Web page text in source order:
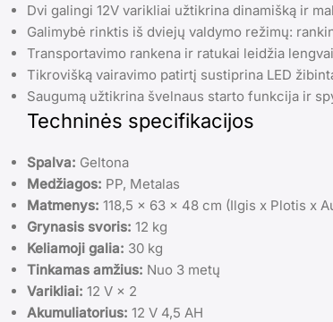
Dvi galingi 12V varikliai užtikrina dinamišką ir
Galimybė rinktis iš dviejų valdymo režimų:
Transportavimo rankena ir ratukai leidžia
Tikrovišką vairavimo patirtį sustiprina LED
Saugumą užtikrina švelnaus starto funkcija ir
Techninės specifikacijos
Spalva: Geltona
Medžiagos: PP, Metalas
Matmenys: 118,5 x 63 x 48 cm (Ilgis x Plotis x
Grynasis svoris: 12 kg
Keliamoji galia: 30 kg
Tinkamas amžius: Nuo 3 metų
Varikliai: 12 V × 2
Akumuliatorius: 12 V 4,5 AH